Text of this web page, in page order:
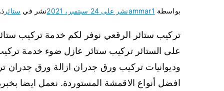
بواسطة ammar1نشر على 24 سبتمبر، 2021 نشر في ستائر
تركيب ستائر الرقعي نوفر لكم خدمة تركيب
على الستائر تركيب ستائر عازل ضوء خدمة
وديوانيات تركيب ورق جدران ازالة ورق جدران
افضل أنواع الاقمشة المستوردة. نعمل ايضا